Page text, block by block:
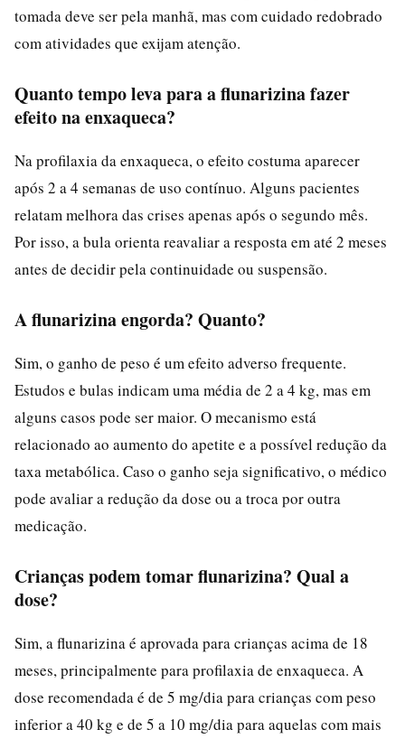
tomada deve ser pela manhã, mas com cuidado redobrado
com atividades que exijam atenção.
Quanto tempo leva para a flunarizina fazer
efeito na enxaqueca?
Na profilaxia da enxaqueca, o efeito costuma aparecer
após 2 a 4 semanas de uso contínuo. Alguns pacientes
relatam melhora das crises apenas após o segundo mês.
Por isso, a bula orienta reavaliar a resposta em até 2 meses
antes de decidir pela continuidade ou suspensão.
A flunarizina engorda? Quanto?
Sim, o ganho de peso é um efeito adverso frequente.
Estudos e bulas indicam uma média de 2 a 4 kg, mas em
alguns casos pode ser maior. O mecanismo está
relacionado ao aumento do apetite e a possível redução da
taxa metabólica. Caso o ganho seja significativo, o médico
pode avaliar a redução da dose ou a troca por outra
medicação.
Crianças podem tomar flunarizina? Qual a
dose?
Sim, a flunarizina é aprovada para crianças acima de 18
meses, principalmente para profilaxia de enxaqueca. A
dose recomendada é de 5 mg/dia para crianças com peso
inferior a 40 kg e de 5 a 10 mg/dia para aquelas com mais